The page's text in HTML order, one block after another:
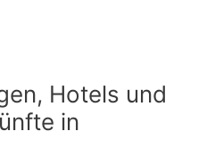
Hotels und
in